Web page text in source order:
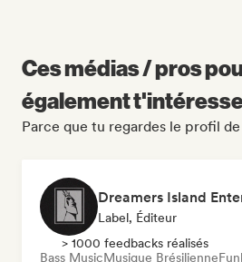
Ces médias / pros
également
Parce que tu regardes le profil
Dreamers Island
Label, Éditeur
> 1000 feedbacks réalisés
Bass MusicMusique Brésilienne